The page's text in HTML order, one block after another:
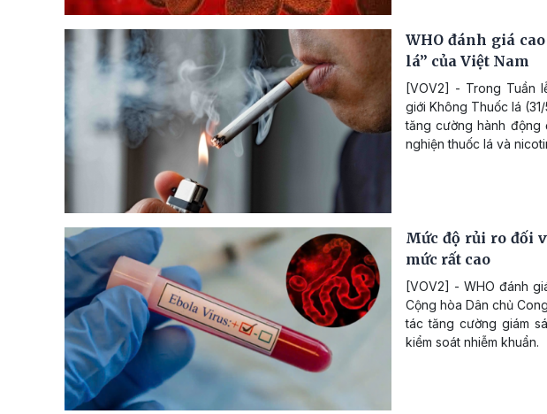
WHO đánh giá
lá” của Việt Nam
[VOV2] - Trong Tuần
giới Không Thuốc lá
tăng cường hành động
nghiện thuốc lá và
Mức độ rủi ro đối
mức rất cao
[VOV2] - WHO đánh
Cộng hòa Dân chủ
tác tăng cường giám
kiểm soát nhiễm khuẩn.